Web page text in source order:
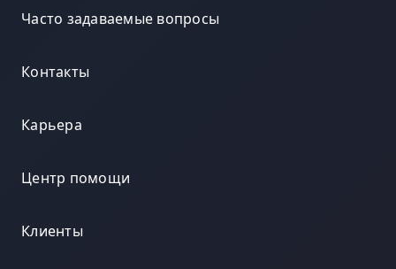
Часто задаваемые вопросы
Контакты
Карьера
Центр помощи
Клиенты